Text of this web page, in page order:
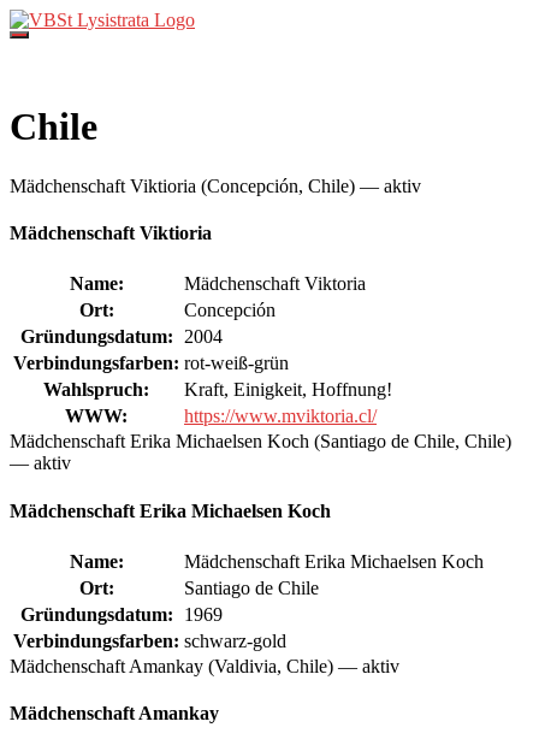
Direkt
zum
Chile
Mädchenschaft Viktioria (Concepción, Chile) — aktiv
Mädchenschaft Viktioria
Name:
Mädchenschaft Viktoria
Ort:
Concepción
Gründungsdatum: 2004
Verbindungsfarben: rot-weiß-grün
Wahlspruch:
Kraft, Einigkeit, Hoffnung!
WWW:
https://www.mviktoria.cl/
Mädchenschaft Erika Michaelsen Koch (Santiago de Chile, Chile)
— aktiv
Mädchenschaft Erika Michaelsen Koch
Name:
Mädchenschaft Erika Michaelsen Koch
Ort:
Santiago de Chile
Gründungsdatum:
1969
Verbindungsfarben: schwarz-gold
Mädchenschaft Amankay (Valdivia, Chile) — aktiv
Mädchenschaft Amankay